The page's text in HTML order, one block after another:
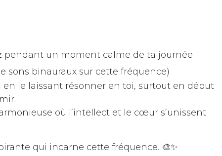
pendant un moment calme de ta journée
sons binauraux sur cette fréquence)
en le laissant résonner en toi, surtout en début
où l’intellect et le cœur s’unissent
qui incarne cette fréquence. 🎨✨